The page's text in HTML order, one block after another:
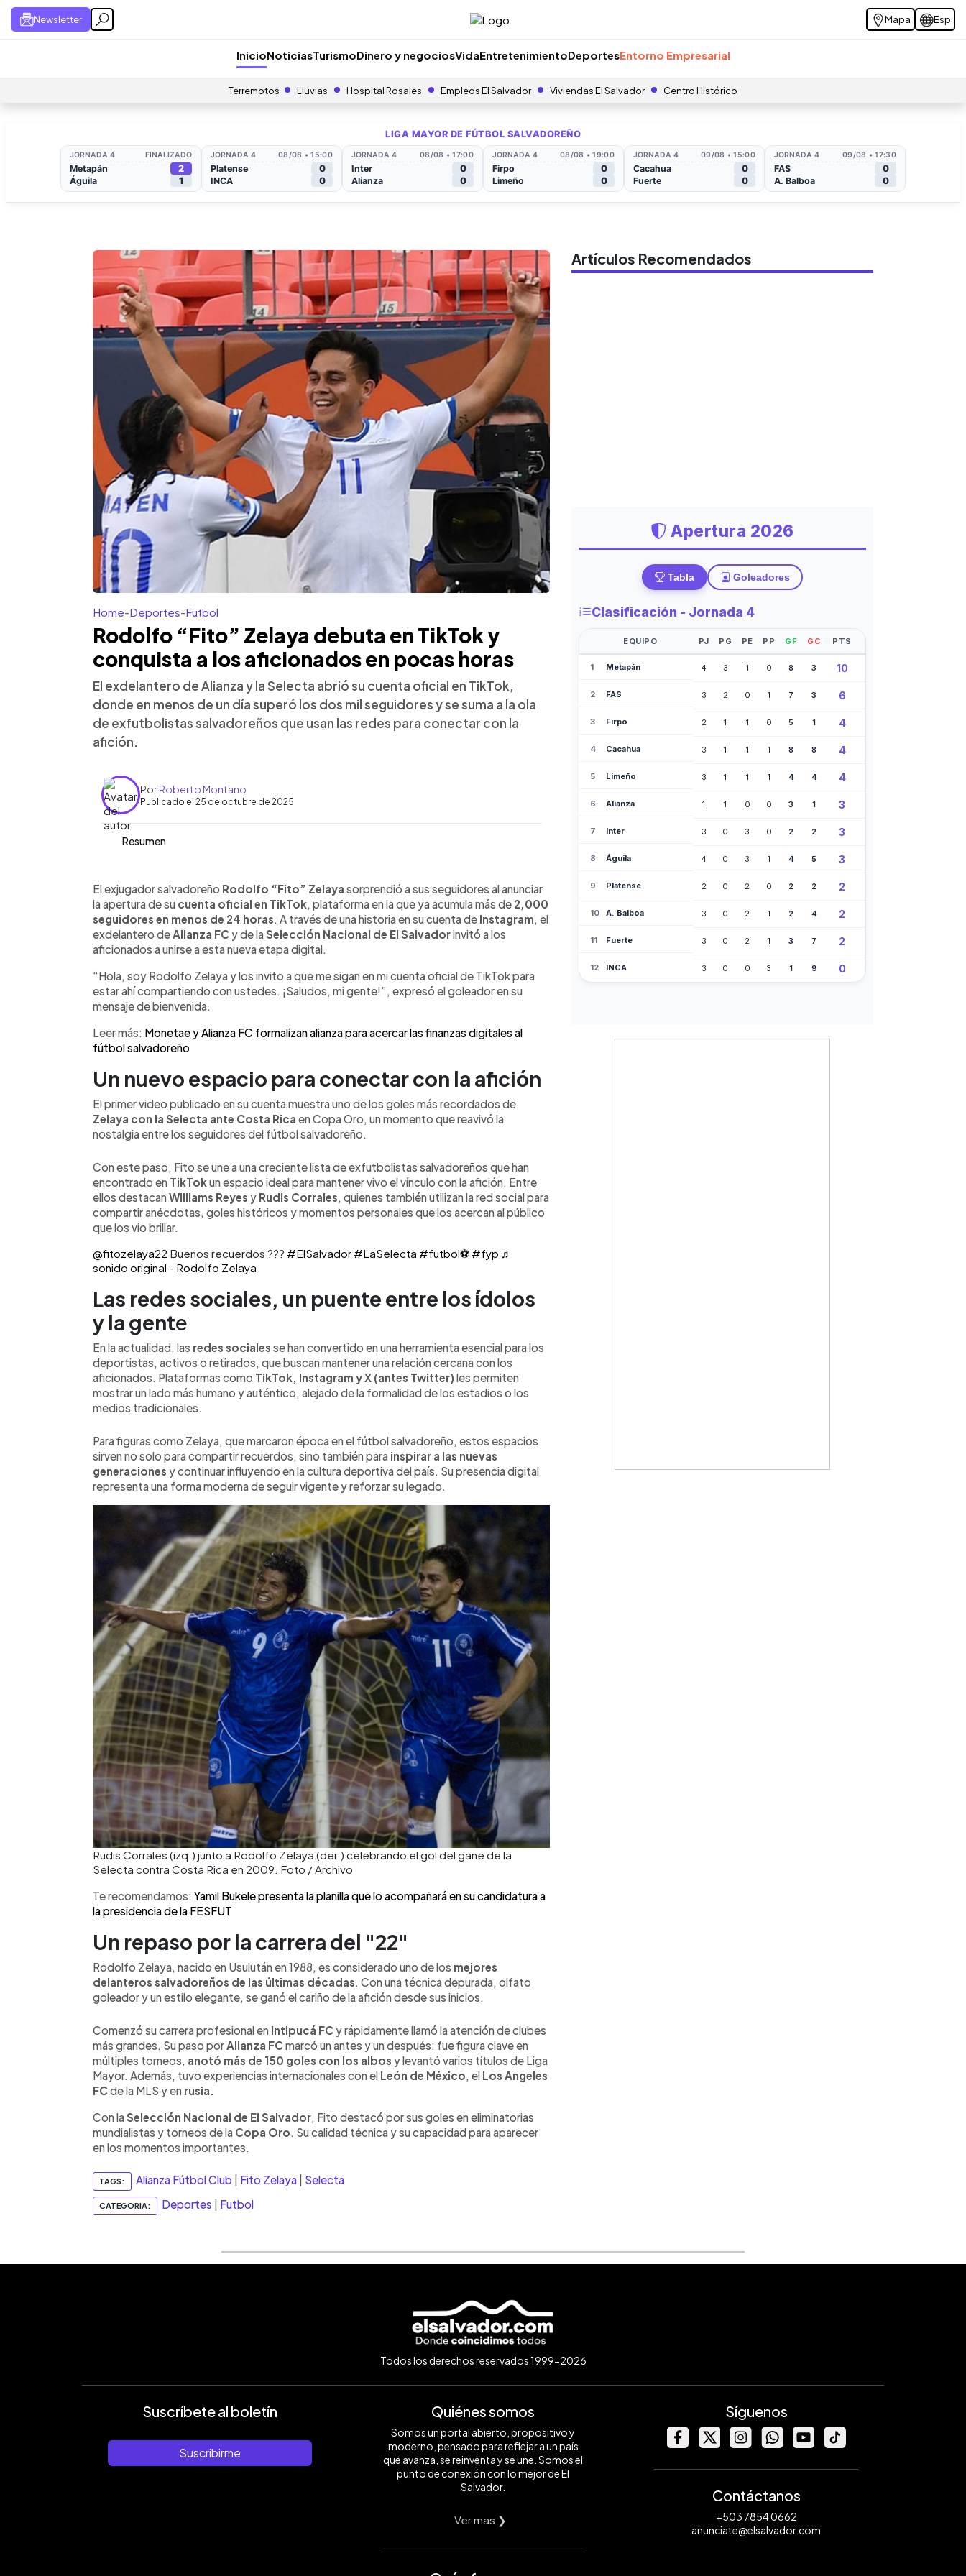
Newsletter Mapa Esp
InicioNoticiasTurismoDinero y negociosVidaEntretenimientoDeportesEntorno Empresarial
Terremotos Lluvias Hospital Rosales Empleos El Salvador Viviendas El Salvador Centro Histórico
Home-Deportes-Futbol
Rodolfo “Fito” Zelaya debuta en TikTok y
conquista a los aficionados en pocas horas
El exdelantero de Alianza y la Selecta abrió su cuenta oficial en TikTok,
donde en menos de un día superó los dos mil seguidores y se suma a la ola
de exfutbolistas salvadoreños que usan las redes para conectar con la
afición.
PorRoberto Montano
Publicado el 25 de octubre de 2025
Resumen
► Escuchar artículo
El exdelantero Rodolfo “Fito” Zelaya abrió su cuenta oficial de TikTok,
donde en menos de 24 horas superó los 2,000 seguidores. En un video
publicado en Instagram, invitó a sus fans a seguirlo en la plataforma, donde
compartió su primer clip con uno de sus goles ante Costa Rica. Zelaya se
une a otros exfutbolistas como Williams Reyes y Rudis Corrales que utilizan
mejores atacantes en la historia de Alianza y la Selecta, Fito inicia una nueva
etapa digital para seguir conectado con su público.
El exjugador salvadoreño Rodolfo “Fito” Zelaya sorprendió a sus seguidores al anunciar
la apertura de su cuenta oficial en TikTok, plataforma en la que ya acumula más de 2,000
seguidores en menos de 24 horas. A través de una historia en su cuenta de Instagram, el
exdelantero deAlianza FC y de la Selección Nacional de El Salvadorinvitó a los
aficionados a unirse a esta nueva etapa digital.
“Hola, soy Rodolfo Zelaya y los invito a que me sigan en mi cuenta oficial de TikTok para
estar ahí compartiendo con ustedes. ¡Saludos, mi gente!”, expresó el goleador en su
mensaje de bienvenida.
Leer más: Monetae y Alianza FC formalizan alianza para acercar las finanzas digitales al
fútbol salvadoreño
Un nuevo espacio para conectar con la afición
El primer video publicado en su cuenta muestra uno de los goles más recordados de
Zelaya con la Selecta ante Costa Rica en Copa Oro, un momento que reavivó la
nostalgia entre los seguidores del fútbol salvadoreño.
Con este paso, Fito se une a una creciente lista de exfutbolistas salvadoreños que han
encontrado en TikTokun espacio ideal para mantener vivo el vínculo con la afición. Entre
ellos destacanWilliams Reyes y Rudis Corrales, quienes también utilizan la red social para
compartir anécdotas, goles históricos y momentos personales que los acercan al público
que los vio brillar.
@fitozelaya22 Buenos recuerdos ??? #ElSalvador #LaSelecta #futbol⚽️ #fyp ♬
sonido original - Rodolfo Zelaya
Las redes sociales, un puente entre los ídolos
y la gente
En la actualidad, las redes sociales se han convertido en una herramienta esencial para los
deportistas, activos o retirados, que buscan mantener una relación cercana con los
aficionados. Plataformas como TikTok, Instagram y X (antes Twitter) les permiten
mostrar un lado más humano y auténtico, alejado de la formalidad de los estadios o los
medios tradicionales.
Para figuras como Zelaya, que marcaron época en el fútbol salvadoreño, estos espacios
sirven no solo para compartir recuerdos, sino también para inspirar a las nuevas
generaciones y continuar influyendo en la cultura deportiva del país. Su presencia digital
representa una forma moderna de seguir vigente y reforzar su legado.
Rudis Corrales (izq.) junto a Rodolfo Zelaya (der.) celebrando el gol del gane de la
Selecta contra Costa Rica en 2009. Foto / Archivo
Te recomendamos: Yamil Bukele presenta la planilla que lo acompañará en su candidatura a
la presidencia de la FESFUT
Un repaso por la carrera del "22"
Rodolfo Zelaya, nacido en Usulután en 1988, es considerado uno de los mejores
delanteros salvadoreños de las últimas décadas. Con una técnica depurada, olfato
goleador y un estilo elegante, se ganó el cariño de la afición desde sus inicios.
Comenzó su carrera profesional en Intipucá FC y rápidamente llamó la atención de clubes
más grandes. Su paso porAlianza FCmarcó un antes y un después: fue figura clave en
múltiples torneos, anotó más de 150 goles con los albos y levantó varios títulos de Liga
Mayor. Además, tuvo experiencias internacionales con el León de México, el Los Angeles
FCde la MLS y en rusia.
Con la Selección Nacional de El Salvador, Fito destacó por sus goles en eliminatorias
mundialistas y torneos de la Copa Oro. Su calidad técnica y su capacidad para aparecer
en los momentos importantes.
TAGS: Alianza Fútbol Club Fito Zelaya Selecta
CATEGORIA: Deportes Futbol
Artículos Recomendados
Todos los derechos reservados 1999-2026
Suscríbete al boletín
Suscribirme
Quiénes somos
Somos un portal abierto, propositivo y
moderno, pensado para reflejar a un país
que avanza, se reinventa y se une. Somos el
punto de conexión con lo mejor de El
Salvador.
Ver mas ❯
Síguenos
Contáctanos
+503 7854 0662
anunciate@elsalvador.com